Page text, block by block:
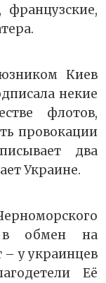
Киев
некие
флотов,
провокации
два
Украине.
в обмен на
– у украинцев
Её